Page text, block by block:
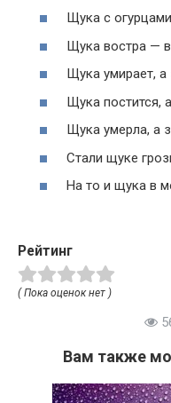
Щука с
Щука востра —
Щука умирает, а
Щука постится,
Щука умерла, а
Стали щуке
На то и щука в
Рейтинг
( Пока оценок нет )
Вам также